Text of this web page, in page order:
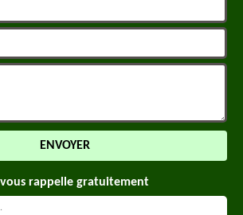
rappelle gratuitement